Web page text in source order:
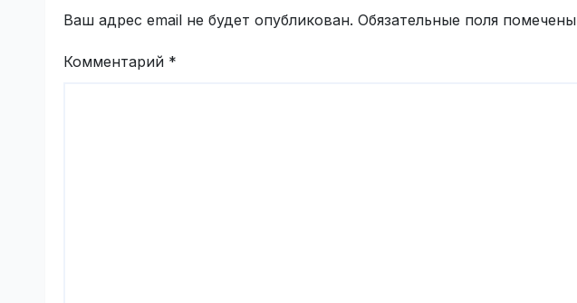
Ваш адрес email не будет опубликован. Обязательные поля помечены
Комментарий *